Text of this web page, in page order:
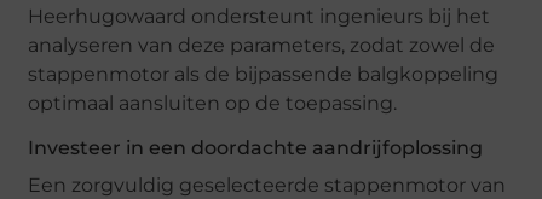
Heerhugowaard ondersteunt ingenieurs bij het
analyseren van deze parameters, zodat zowel de
stappenmotor als de bijpassende balgkoppeling
optimaal aansluiten op de toepassing.
Investeer in een doordachte aandrijfoplossing
Een zorgvuldig geselecteerde stappenmotor van